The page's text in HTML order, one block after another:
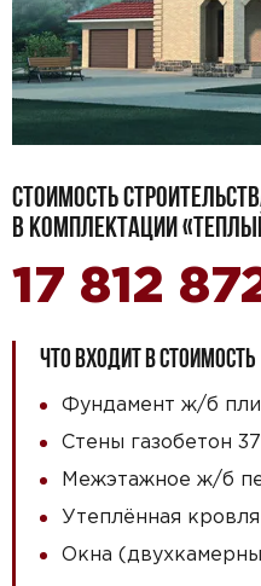
СТОИМОСТЬ
В КОМПЛЕКТАЦИИ
17 812
ЧТО ВХОДИТ В СТОИМОСТЬ
Фундамент ж/б
Стены газобетон
Межэтажное ж/б
Утеплённая кровля
Окна